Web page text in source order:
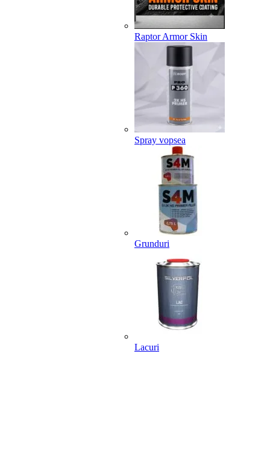
Raptor Armor Skin
Spray vopsea
Grunduri
Lacuri